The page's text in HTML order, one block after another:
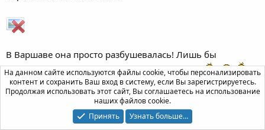
В Варшаве она просто разбушевалась! Лишь бы
впоследствии её не дисквалифицировали ...
Итак, в квалификации она разгромила сильную
украинку Т.Кит 10-0 !
На данном сайте используются файлы cookie, чтобы персонализировать
контент и сохранить Ваш вход в систему, если Вы зарегистрируетесь.
Продолжая использовать этот сайт, Вы соглашаетесь на использование
наших файлов cookie.
Принять
Узнать больше…